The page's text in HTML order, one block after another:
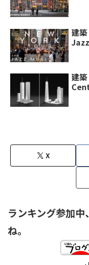
建築 15 ニューヨ
Jazz
建
X
ランキング参加
ね。